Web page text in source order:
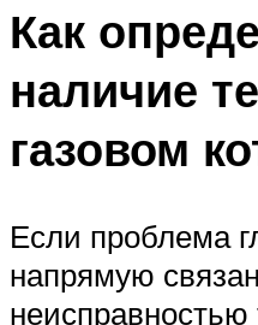
Как
наличие
газовом
Если проблема
напрямую